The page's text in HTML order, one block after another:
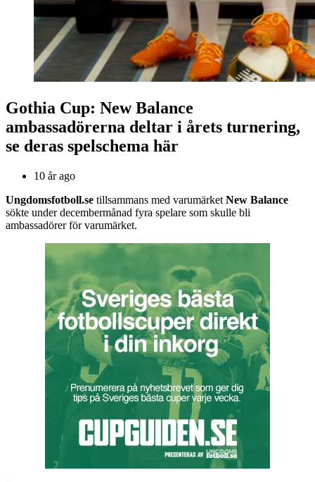
Gothia Cup: New Balance
ambassadörerna deltar i årets turnering,
se deras spelschema här
10 år ago
Ungdomsfotboll.se tillsammans med varumärket New Balance
sökte under decembermånad fyra spelare som skulle bli
ambassadörer för varumärket.